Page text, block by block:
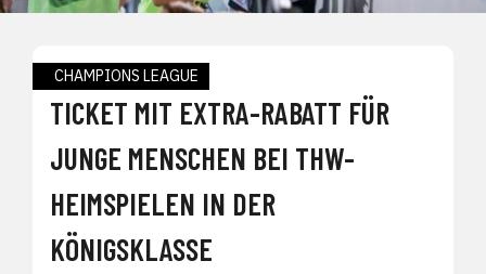
CHAMPIONS LEAGUE
TICKET MIT EXTRA-RABATT FÜR
JUNGE MENSCHEN BEI THW-
HEIMSPIELEN IN DER
KÖNIGSKLASSE